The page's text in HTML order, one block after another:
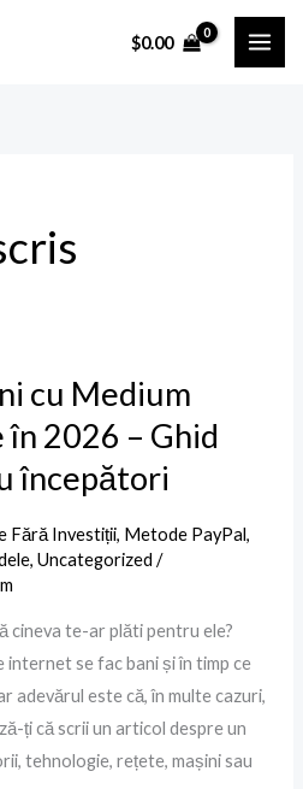
$0.00
cu Medium
2026 – Ghid
începători
Fără Investiții, Metode PayPal,
,Uncategorized /
cineva te-ar plăti pentru ele?
internet se fac bani și în timp ce
adevărul este că, în multe cazuri,
ți că scrii un articol despre un
tehnologie, rețete, mașini sau